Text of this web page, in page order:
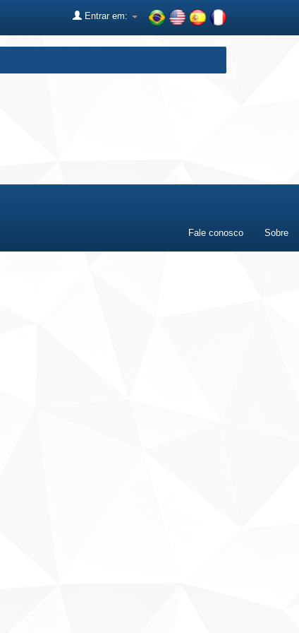
Entrar em:
Fale conosco Sobre